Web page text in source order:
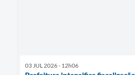
03 JUL 2026 - 12h06